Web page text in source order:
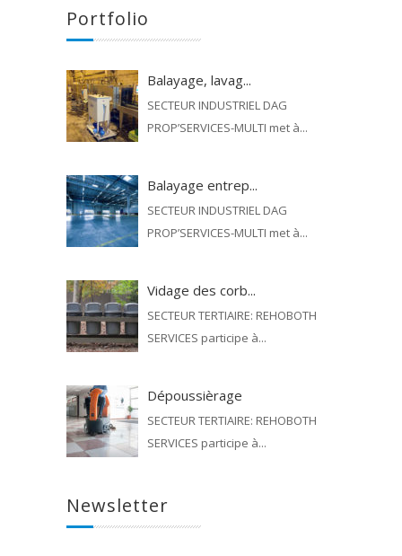
Portfolio
Balayage, lavag...
SECTEUR INDUSTRIEL DAG
PROP’SERVICES-MULTI met à...
Balayage entrep...
SECTEUR INDUSTRIEL DAG
PROP’SERVICES-MULTI met à...
Vidage des corb...
SECTEUR TERTIAIRE: REHOBOTH
SERVICES participe à...
Dépoussièrage
SECTEUR TERTIAIRE: REHOBOTH
SERVICES participe à...
Newsletter